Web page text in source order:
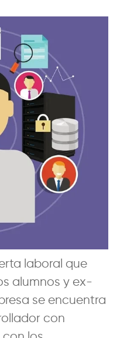
laboral que
alumnos y ex-
se encuentra
con